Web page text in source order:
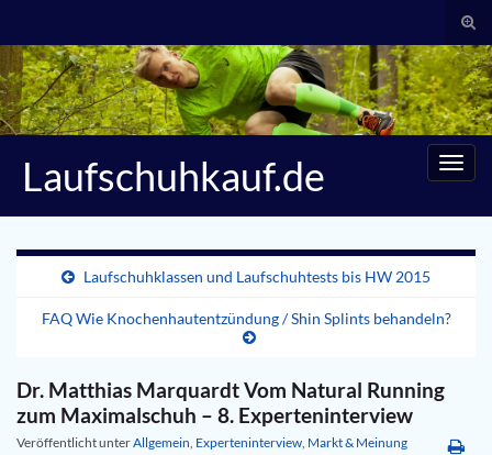
Search for:
Laufschuhkauf.de
Laufschuhklassen und Laufschuhtests bis HW 2015
FAQ Wie Knochenhautentzündung / Shin Splints behandeln?
Dr. Matthias Marquardt Vom Natural Running
zum Maximalschuh – 8. Experteninterview
Veröffentlicht unterAllgemein, Experteninterview, Markt & Meinung